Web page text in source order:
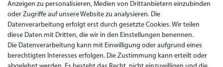
Impressum
Widerrufsrecht
Garantie / Gewährleistung
Anzeigen zu personalisieren, Medien von Drittanbietern einzubinden
oder Zugriffe auf unsere Website zu analysieren. Die
Datenverarbeitung erfolgt erst durch gesetzte Cookies. Wir teilen
diese Daten mit Dritten, die wir in den Einstellungen benennen.
Die Datenverarbeitung kann mit Einwilligung oder aufgrund eines
berechtigten Interesses erfolgen. Die Zustimmung kann erteilt oder